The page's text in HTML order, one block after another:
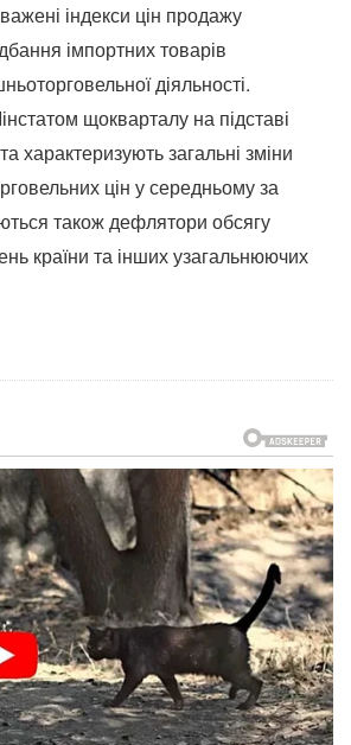
індекси цін продажу
імпортних товарів
діяльності.
щокварталу на підставі
характеризують загальні зміни
цін у середньому за
також дефлятори обсягу
країни та інших узагальнюючих